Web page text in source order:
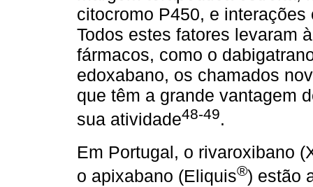
citocromo P450, e
Todos estes fatores levaram
fármacos, como o
edoxabano, os chamados
que têm a grande vantagem
sua atividade48-49.
Em Portugal, o rivaroxibano
o apixabano (Eliquis®) estão